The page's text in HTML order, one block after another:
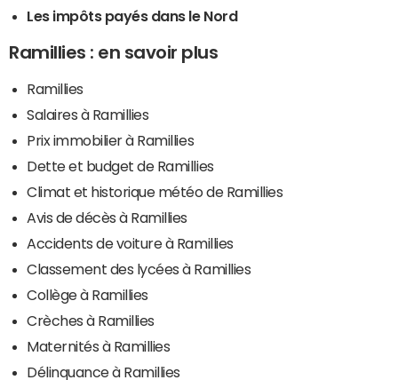
Les impôts payés dans le Nord
Ramillies : en savoir plus
Ramillies
Salaires à Ramillies
Prix immobilier à Ramillies
Dette et budget de Ramillies
Climat et historique météo de Ramillies
Avis de décès à Ramillies
Accidents de voiture à Ramillies
Classement des lycées à Ramillies
Collège à Ramillies
Crèches à Ramillies
Maternités à Ramillies
Délinquance à Ramillies